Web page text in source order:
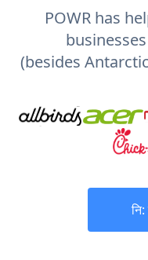
POWR has
(besides